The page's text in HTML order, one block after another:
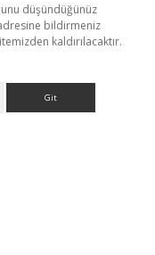
düşündüğünüz
bildirmeniz
kaldırılacaktır.